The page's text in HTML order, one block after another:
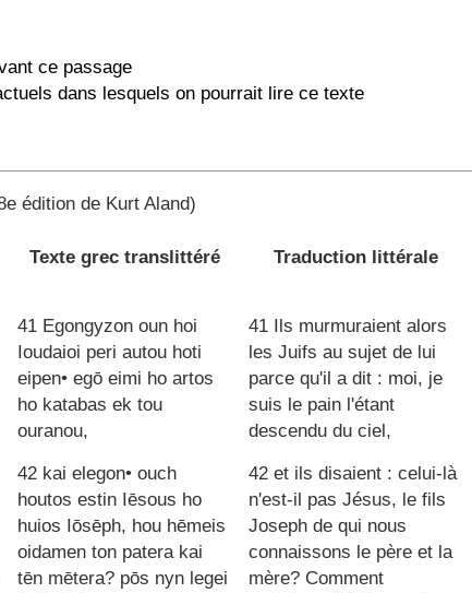
ce passage
dans lesquels on pourrait lire ce texte
édition de Kurt Aland)
Texte grec translittéré Traduction littérale
41 Egongyzon oun hoi
Ioudaioi peri autou hoti
eipen• egō eimi ho artos
ho katabas ek tou
ouranou,
41 Ils murmuraient alors
les Juifs au sujet de lui
parce qu'il a dit : moi, je
suis le pain l'étant
descendu du ciel,
42 kai elegon• ouch
houtos estin Iēsous ho
huios Iōsēph, hou hēmeis
oidamen ton patera kai
tēn mētera? pōs nyn legei
42 et ils disaient : celui-là
n'est-il pas Jésus, le fils
Joseph de qui nous
connaissons le père et la
mère? Comment